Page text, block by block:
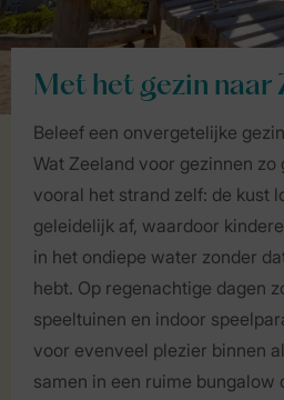
Met het gezin naar
Beleef een onvergetelijke
Wat Zeeland voor gezinnen zo
vooral het strand zelf: de kust
geleidelijk af, waardoor
in het ondiepe water zonder
hebt. Op regenachtige dagen
speeltuinen en indoor
voor evenveel plezier binnen
samen in een ruime bungalow